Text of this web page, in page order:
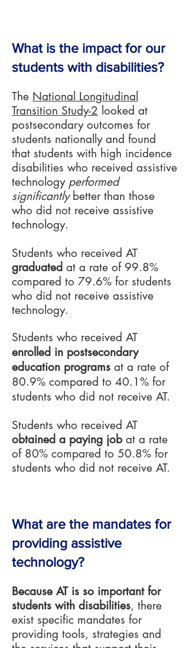
What is the impact for our
students with disabilities?
The National Longitudinal
Transition Study-2 looked at
postsecondary outcomes for
students nationally and found
that students with high incidence
disabilities who received assistive
technology performed
significantlybetter than those
who did not receive assistive
technology.
Students who received AT
graduated at a rate of 99.8%
compared to 79.6% for students
who did not receive assistive
technology.
Students who received AT
enrolled in postsecondary
education programs at a rate of
80.9% compared to 40.1% for
students who did not receive AT.
Students who received AT
obtained a paying job at a rate
of 80% compared to 50.8% for
students who did not receive AT.
What are the mandates for
providing assistive
technology?
Because AT is so important for
students with disabilities, there
exist specific mandates for
providing tools, strategies and